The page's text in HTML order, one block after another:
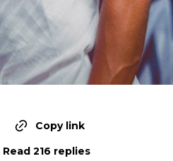
Copy link
Read 216 replies